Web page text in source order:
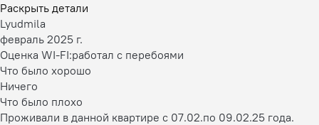
Раскрыть детали
Lyudmila
февраль 2025 г.
Оценка WI-FI:работал с перебоями
Что было хорошо
Ничего
Что было плохо
Проживали в данной квартире с 07.02.по 09.02.25 года.